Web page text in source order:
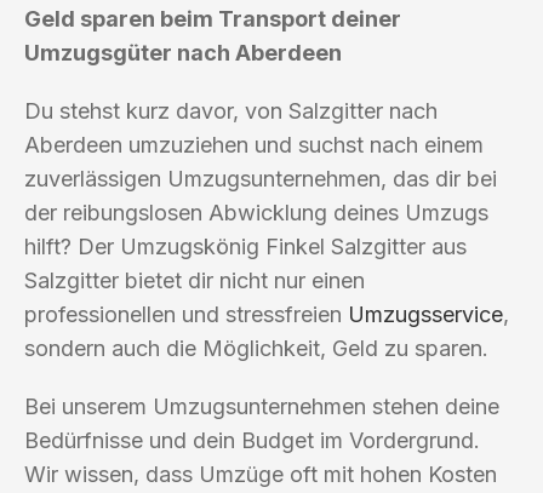
Geld sparen beim Transport deiner
Umzugsgüter nach Aberdeen
Du stehst kurz davor, von Salzgitter nach
Aberdeen umzuziehen und suchst nach einem
zuverlässigen Umzugsunternehmen, das dir bei
der reibungslosen Abwicklung deines Umzugs
hilft? Der Umzugskönig Finkel Salzgitter aus
Salzgitter bietet dir nicht nur einen
professionellen und stressfreien Umzugsservice,
sondern auch die Möglichkeit, Geld zu sparen.
Bei unserem Umzugsunternehmen stehen deine
Bedürfnisse und dein Budget im Vordergrund.
Wir wissen, dass Umzüge oft mit hohen Kosten